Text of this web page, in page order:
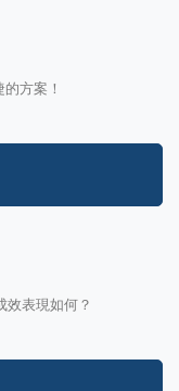
方案！
表現如何？